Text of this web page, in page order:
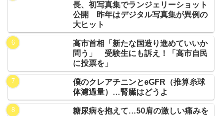
長、初写真集でランジェリーショット
公開 昨年はデジタル写真集が異例の
大ヒット
高市首相「新たな国造り進めていいか
問う」 受験生にも訴え！「高市自民
に投票を」
僕のクレアチニンとeGFR（推算糸球
体濾過量）…腎臓はどうよ
糖尿病を抱えて…50肩の激しい痛みを